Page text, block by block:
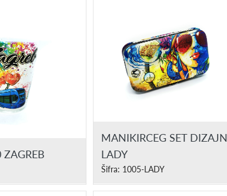
MANIKIRCEG SET DIZAJN
LADY
Šifra: 1005-LADY